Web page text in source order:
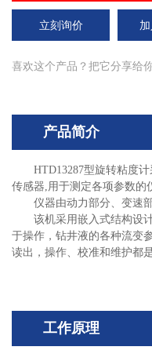
立刻询价
喜欢这个产品？把它分享给
产品简介
HTD13287型旋转粘度
传感器 用于测定各项参数的
仪器由动力部分、变速
该机采用嵌入式结构设
于操作，钻井液的各种流变
读出，操作、校准和维护都
工作原理